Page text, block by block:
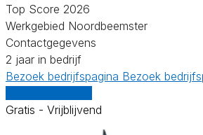
Top Score 2026
Werkgebied Noordbeemster
Contactgegevens
2 jaar in bedrijf
Bezoek bedrijfspagina Bezoek
Gratis - Vrijblijvend